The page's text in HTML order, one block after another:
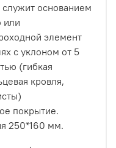
основанием
или
элемент
с уклоном от 5
(гибкая
кровля,
покрытие.
250*160 мм.